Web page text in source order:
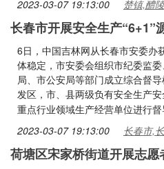
2023-03-07 19:13:00 楚镇,醴
长春市开展安全生产“6+1”
6日，中国吉林网从长春市安委办
体稳定，市安委会组织市纪委监
局、市公安局等部门成立综合督
发区，市、县两级负有安全生产
重点行业领域生产经营单位进行
2023-03-07 19:13:00 长春市,
荷塘区宋家桥街道开展志